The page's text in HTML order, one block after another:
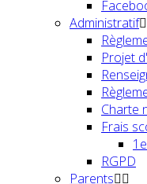
Administratif
Projet
Charte
Frais
RGPD
Parents